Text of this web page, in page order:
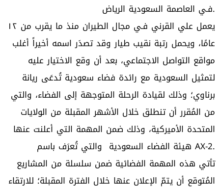
فـي العاصمة السعودية الرياض.
يعمل علي القرني فـي مجال الطيران منذ ما يقرب من ١٢
عامًا، ويحمل رتبة نقيب طيار وقد تصدَر اسمه أخيراً أغلب
مواقع التواصل الاجتماعي، بعد أن وقع الاختيار عليه
لتمثيل السعودية مع رائدة فضاء سعودية تُدعَى ريانة
برناوي؛ وذلك لقيادة الرحلة المتوجهة إلى الفضاء، والتي
من المُقرر أن تنطلق خلال الأشهر المقبلة من الولايات
المتحدة الأميركية، وذلك ضمن المهمة التي أعلنت عنها
هيئة الفضاء السعودية والتي تُعرَف باسم AX-2.
تأتي هذه المهمة الفضائية ضمن سلسلة من المشاريع
المُتوقع أن يتمّ الإعلان عنها خلال الفترة المقبلة؛ للارتقاء